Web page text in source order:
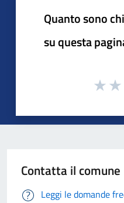
Quanto sono
su questa
Contatta il comune
Leggi le domande